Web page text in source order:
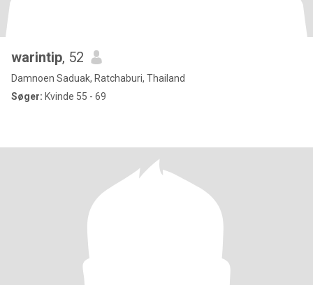
warintip, 52
Damnoen Saduak, Ratchaburi, Thailand
Søger: Kvinde 55 - 69